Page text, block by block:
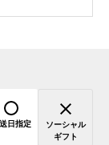
日指定
ソーシャル
ギフト